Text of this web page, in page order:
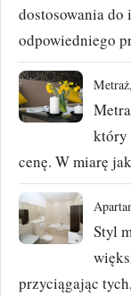
grudzień 2020
wrzesień 2020
sierpień 2018
maj 2018
kwiecień 2018
marzec 2018
dostosowania
odpowiedniego
który
cenę. W miarę
Styl
przyciągając